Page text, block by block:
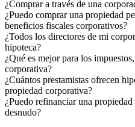
¿Comprar a través de una
¿Puedo comprar una propiedad
beneficios fiscales corporativos?
¿Todos los directores de mi
hipoteca?
¿Qué es mejor para los
corporativa?
¿Cuántos prestamistas ofrecen
propiedad corporativa?
¿Puedo refinanciar una
desnudo?